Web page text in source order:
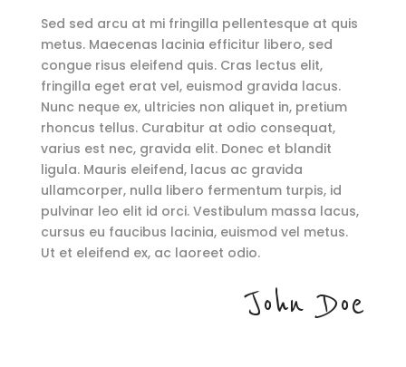
Sed sed arcu at mi fringilla pellentesque at quis
metus. Maecenas lacinia efficitur libero, sed
congue risus eleifend quis. Cras lectus elit,
fringilla eget erat vel, euismod gravida lacus.
Nunc neque ex, ultricies non aliquet in, pretium
rhoncus tellus. Curabitur at odio consequat,
varius est nec, gravida elit. Donec et blandit
ligula. Mauris eleifend, lacus ac gravida
ullamcorper, nulla libero fermentum turpis, id
pulvinar leo elit id orci. Vestibulum massa lacus,
cursus eu faucibus lacinia, euismod vel metus.
Ut et eleifend ex, ac laoreet odio.
John Doe